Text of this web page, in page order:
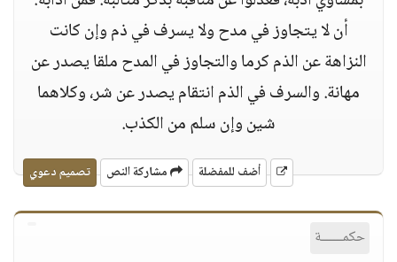
أن لا يتجاوز في مدح ولا يسرف في ذم وإن كانت
النزاهة عن الذم كرما والتجاوز في المدح ملقا يصدر عن
مهانة. والسرف في الذم انتقام يصدر عن شر، وكلاهما
شين وإن سلم من الكذب.
أضف للمفضلة مشاركة النص تصميم دعوي
حكمــــــة